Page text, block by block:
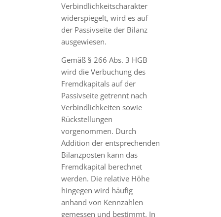
Verbindlichkeitscharakter
widerspiegelt, wird es auf
der Passivseite der Bilanz
ausgewiesen.
Gemäß § 266 Abs. 3 HGB
wird die Verbuchung des
Fremdkapitals auf der
Passivseite getrennt nach
Verbindlichkeiten sowie
Rückstellungen
vorgenommen. Durch
Addition der entsprechenden
Bilanzposten kann das
Fremdkapital berechnet
werden. Die relative Höhe
hingegen wird häufig
anhand von Kennzahlen
gemessen und bestimmt. In